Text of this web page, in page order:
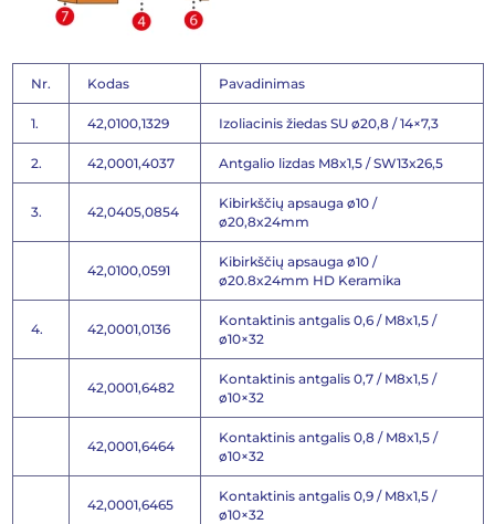
Nr. Kodas Pavadinimas
1. 42,0100,1329 Izoliacinis žiedas SU ø20,8 / 14×7,3
2. 42,0001,4037 Antgalio lizdas M8x1,5 / SW13x26,5
3. 42,0405,0854
Kibirkščių apsauga ø10 /
ø20,8x24mm
42,0100,0591
Kibirkščių apsauga ø10 /
ø20.8x24mm HD Keramika
4. 42,0001,0136
Kontaktinis antgalis 0,6 / M8x1,5 /
ø10×32
42,0001,6482
Kontaktinis antgalis 0,7 / M8x1,5 /
ø10×32
42,0001,6464
Kontaktinis antgalis 0,8 / M8x1,5 /
ø10×32
42,0001,6465
Kontaktinis antgalis 0,9 / M8x1,5 /
ø10×32